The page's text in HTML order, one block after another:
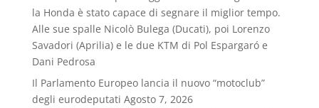
la Honda è stato capace di segnare il miglior tempo.
Alle sue spalle Nicolò Bulega (Ducati), poi Lorenzo
Savadori (Aprilia) e le due KTM di Pol Espargaró e
Dani Pedrosa
Il Parlamento Europeo lancia il nuovo “motoclub”
degli eurodeputati Agosto 7, 2026